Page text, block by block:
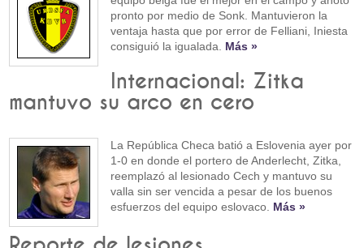
pronto por medio de Sonk. Mantuvieron la
ventaja hasta que por error de Felliani, Iniesta
consiguió la igualada. Más »
Internacional: Zitka
mantuvo su arco en cero
La República Checa batió a Eslovenia ayer por
1-0 en donde el portero de Anderlecht, Zitka,
reemplazó al lesionado Cech y mantuvo su
valla sin ser vencida a pesar de los buenos
esfuerzos del equipo eslovaco. Más »